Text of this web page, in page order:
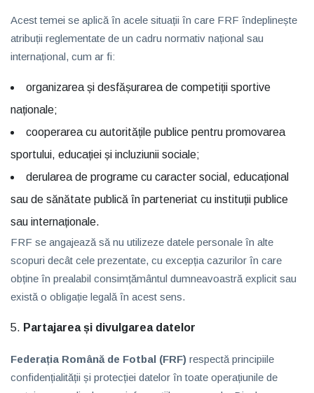
Acest temei se aplică în acele situații în care FRF îndeplinește
atribuții reglementate de un cadru normativ național sau
internațional, cum ar fi:
organizarea și desfășurarea de competiții sportive
naționale;
cooperarea cu autoritățile publice pentru promovarea
sportului, educației și incluziunii sociale;
derularea de programe cu caracter social, educațional
sau de sănătate publică în parteneriat cu instituții publice
sau internaționale.
FRF se angajează să nu utilizeze datele personale în alte
scopuri decât cele prezentate, cu excepția cazurilor în care
obține în prealabil consimțământul dumneavoastră explicit sau
există o obligație legală în acest sens.
Partajarea și divulgarea datelor
Federația Română de Fotbal (FRF) respectă principiile
confidențialității și protecției datelor în toate operațiunile de